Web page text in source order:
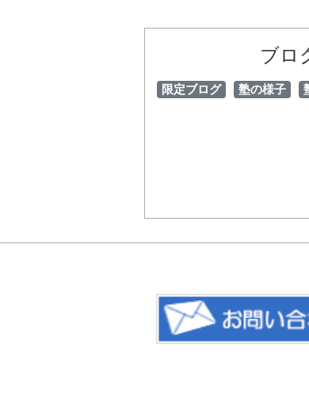
ブロ
限定ブログ 塾の様子